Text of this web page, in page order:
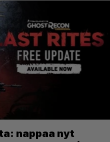
nappaa nyt